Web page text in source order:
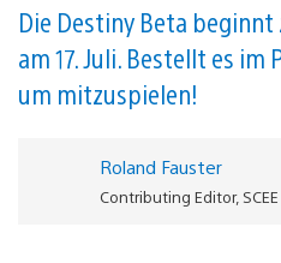
Die Destiny Beta
am 17. Juli. Bestellt es
um mitzuspielen!
Roland Fauster
Contributing Editor, SCEE